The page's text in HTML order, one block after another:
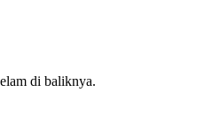
di baliknya.